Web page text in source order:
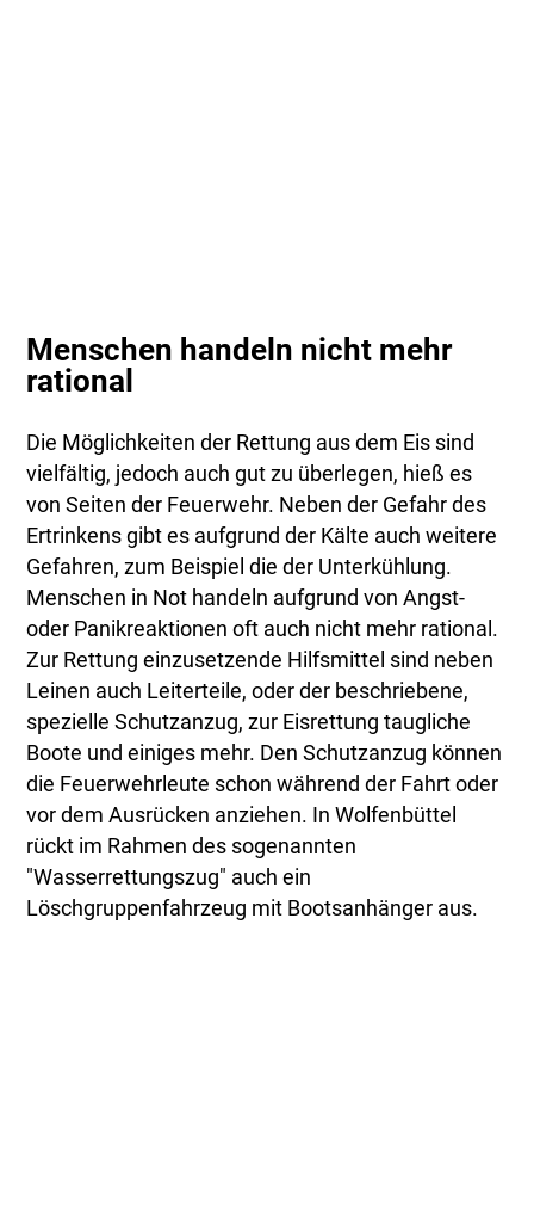
Menschen handeln nicht mehr
rational
Die Möglichkeiten der Rettung aus dem Eis sind
vielfältig, jedoch auch gut zu überlegen, hieß es
von Seiten der Feuerwehr. Neben der Gefahr des
Ertrinkens gibt es aufgrund der Kälte auch weitere
Gefahren, zum Beispiel die der Unterkühlung.
Menschen in Not handeln aufgrund von Angst-
oder Panikreaktionen oft auch nicht mehr rational.
Zur Rettung einzusetzende Hilfsmittel sind neben
Leinen auch Leiterteile, oder der beschriebene,
spezielle Schutzanzug, zur Eisrettung taugliche
Boote und einiges mehr. Den Schutzanzug können
die Feuerwehrleute schon während der Fahrt oder
vor dem Ausrücken anziehen. In Wolfenbüttel
rückt im Rahmen des sogenannten
"Wasserrettungszug" auch ein
Löschgruppenfahrzeug mit Bootsanhänger aus.